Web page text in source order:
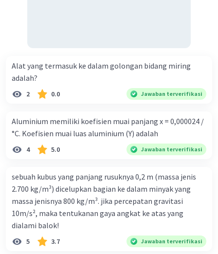
Alat yang termasuk ke dalam golongan bidang miring
adalah?
2 0.0 Jawaban terverifikasi
Aluminium memiliki koefisien muai panjang x = 0,000024 /
°C. Koefisien muai luas aluminium (Y) adalah
4 5.0 Jawaban terverifikasi
sebuah kubus yang panjang rusuknya 0,2 m (massa jenis
2.700 kg/m³) dicelupkan bagian ke dalam minyak yang
massa jenisnya 800 kg/m³. jika percepatan gravitasi
10m/s², maka tentukanan gaya angkat ke atas yang
dialami balok!
5 3.7 Jawaban terverifikasi